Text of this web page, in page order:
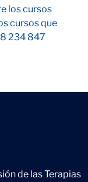
los cursos
cursos que
234 847
de las Terapias